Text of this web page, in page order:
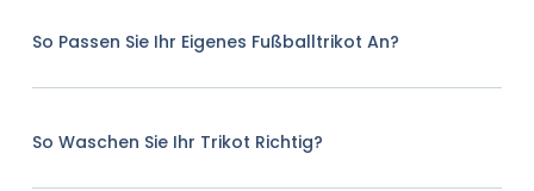
So Passen Sie Ihr Eigenes Fußballtrikot An?
So Waschen Sie Ihr Trikot Richtig?